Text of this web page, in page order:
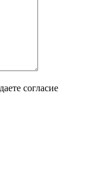
согласие